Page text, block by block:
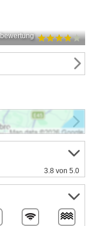
3.8 von 5.0